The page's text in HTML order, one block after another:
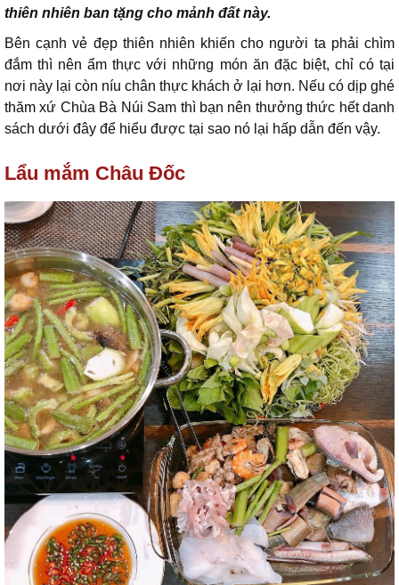
thiên nhiên ban tặng cho mảnh đất này.
Bên cạnh vẻ đẹp thiên nhiên khiến cho người ta phải chìm
đắm thì nên ẩm thực với những món ăn đặc biệt, chỉ có tại
nơi này lại còn níu chân thực khách ở lại hơn. Nếu có dịp ghé
thăm xứ Chùa Bà Núi Sam thì bạn nên thưởng thức hết danh
sách dưới đây để hiểu được tại sao nó lại hấp dẫn đến vậy.
Lẩu mắm Châu Đốc